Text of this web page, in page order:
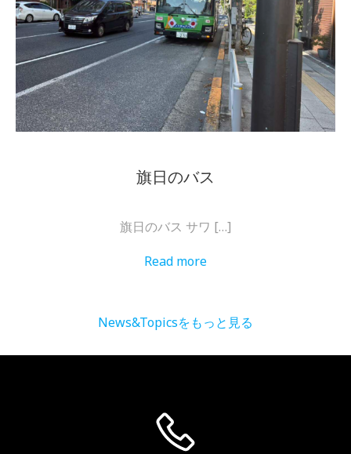
旗日のバス
旗日のバス サワ […]
Read more
News&Topicsをもっと見る